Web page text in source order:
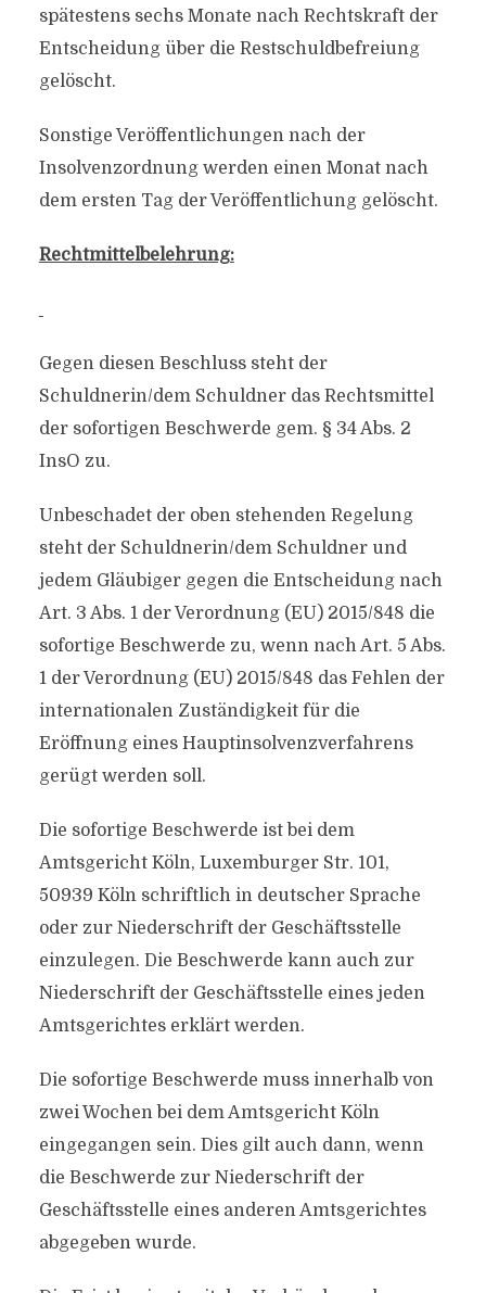
spätestens sechs Monate nach Rechtskraft der
Entscheidung über die Restschuldbefreiung
gelöscht.
Sonstige Veröffentlichungen nach der
Insolvenzordnung werden einen Monat nach
dem ersten Tag der Veröffentlichung gelöscht.
Rechtmittelbelehrung:
Gegen diesen Beschluss steht der
Schuldnerin/dem Schuldner das Rechtsmittel
der sofortigen Beschwerde gem. § 34 Abs. 2
InsO zu.
Unbeschadet der oben stehenden Regelung
steht der Schuldnerin/dem Schuldner und
jedem Gläubiger gegen die Entscheidung nach
Art. 3 Abs. 1 der Verordnung (EU) 2015/848 die
sofortige Beschwerde zu, wenn nach Art. 5 Abs.
1 der Verordnung (EU) 2015/848 das Fehlen der
internationalen Zuständigkeit für die
Eröffnung eines Hauptinsolvenzverfahrens
gerügt werden soll.
Die sofortige Beschwerde ist bei dem
Amtsgericht Köln, Luxemburger Str. 101,
50939 Köln schriftlich in deutscher Sprache
oder zur Niederschrift der Geschäftsstelle
einzulegen. Die Beschwerde kann auch zur
Niederschrift der Geschäftsstelle eines jeden
Amtsgerichtes erklärt werden.
Die sofortige Beschwerde muss innerhalb von
zwei Wochen bei dem Amtsgericht Köln
eingegangen sein. Dies gilt auch dann, wenn
die Beschwerde zur Niederschrift der
Geschäftsstelle eines anderen Amtsgerichtes
abgegeben wurde.